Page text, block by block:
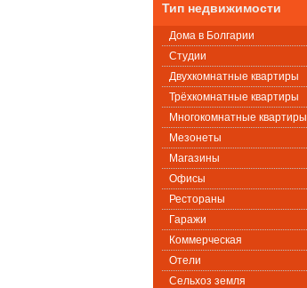
Тип недвижимости
Дома в Болгарии
Студии
Двухкомнатные квартиры
Трёхкомнатные квартиры
Многокомнатные квартиры
Мезонеты
Магазины
Офисы
Рестораны
Гаражи
Коммерческая
Oтели
Сельхоз земля